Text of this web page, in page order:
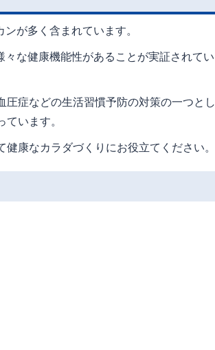
が多く含まれています。
な健康機能性があることが実証されてい
症などの生活習慣予防の対策の一つとし
います。
康なカラダづくりにお役立てください。